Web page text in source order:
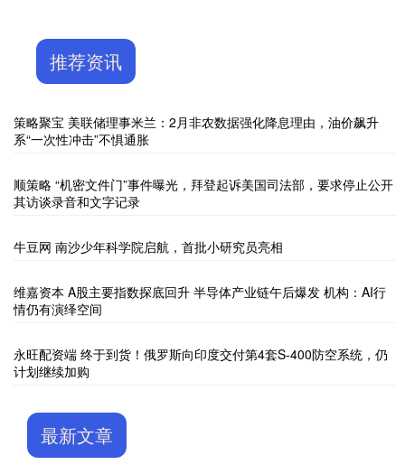
推荐资讯
策略聚宝 美联储理事米兰：2月非农数据强化降息理由，油价飙升
系“一次性冲击”不惧通胀
顺策略 “机密文件门”事件曝光，拜登起诉美国司法部，要求停止公开
其访谈录音和文字记录
牛豆网 南沙少年科学院启航，首批小研究员亮相
维嘉资本 A股主要指数探底回升 半导体产业链午后爆发 机构：AI行
情仍有演绎空间
永旺配资端 终于到货！俄罗斯向印度交付第4套S-400防空系统，仍
计划继续加购
最新文章